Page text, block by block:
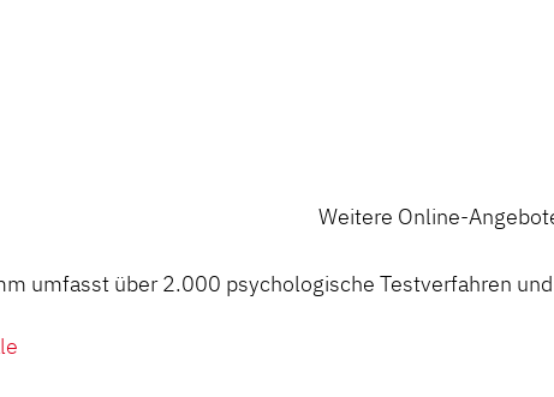
Weitere Online-
umfasst über 2.000 psychologische Testverfahren